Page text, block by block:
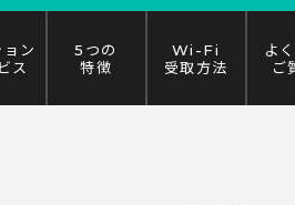
ン
ス
5つの
特徴
Wi-Fi
受取方法
よ
ご